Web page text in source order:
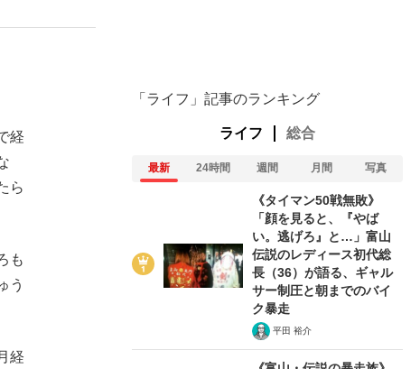
のが悲しい」『北の国から』倉本聰氏（91...
経
ら
も
う
経
「ライフ」記事のランキング
ライフ 総合
最新 24時間 週間 月間 写真
《タイマン50戦無敗》
「顔を見ると、『やば
い。逃げろ』と…」富山
伝説のレディース初代総
長（36）が語る、ギャル
サー制圧と朝までのバイ
ク暴走
平田 裕介